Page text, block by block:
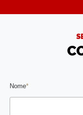
Nome*